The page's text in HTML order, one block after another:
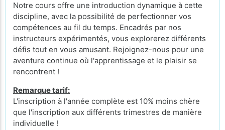
Notre cours offre une introduction dynamique à cette
discipline, avec la possibilité de perfectionner vos
compétences au fil du temps. Encadrés par nos
instructeurs expérimentés, vous explorerez différents
défis tout en vous amusant. Rejoignez-nous pour une
aventure continue où l'apprentissage et le plaisir se
rencontrent !
Remarque tarif:
L'inscription à l'année complète est 10% moins chère
que l'inscription aux différents trimestres de manière
individuelle !